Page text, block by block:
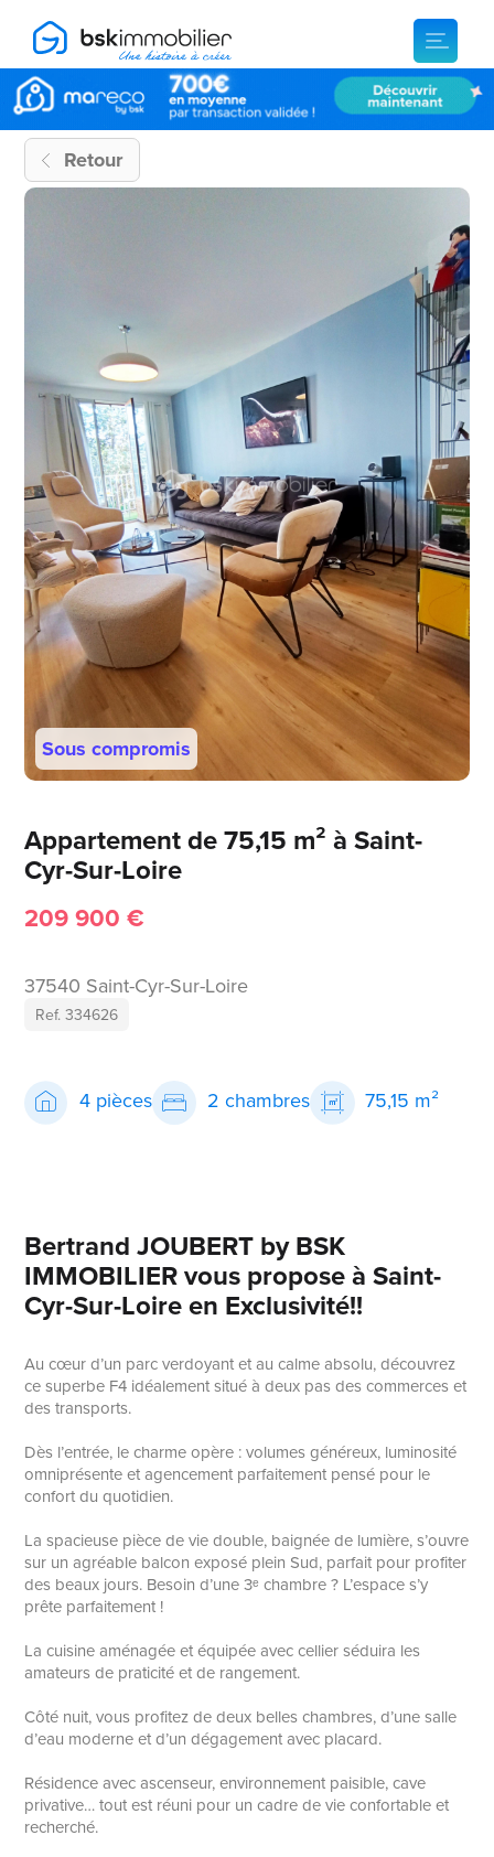
Retour
Sous compromis
Appartement de 75,15 m² à Saint-
Cyr-Sur-Loire
209 900 €
37540 Saint-Cyr-Sur-Loire
Ref. 334626
4 pièces 2 chambres 75,15 m²
Bertrand JOUBERT by BSK
IMMOBILIER vous propose à Saint-
Cyr-Sur-Loire en Exclusivité!!
Au cœur d’un parc verdoyant et au calme absolu, découvrez
ce superbe F4 idéalement situé à deux pas des commerces et
des transports.
Dès l’entrée, le charme opère : volumes généreux, luminosité
omniprésente et agencement parfaitement pensé pour le
confort du quotidien.
La spacieuse pièce de vie double, baignée de lumière, s’ouvre
sur un agréable balcon exposé plein Sud, parfait pour profiter
des beaux jours. Besoin d’une 3ᵉ chambre ? L’espace s’y
prête parfaitement !
La cuisine aménagée et équipée avec cellier séduira les
amateurs de praticité et de rangement.
Côté nuit, vous profitez de deux belles chambres, d’une salle
d’eau moderne et d’un dégagement avec placard.
Résidence avec ascenseur, environnement paisible, cave
privative… tout est réuni pour un cadre de vie confortable et
recherché.